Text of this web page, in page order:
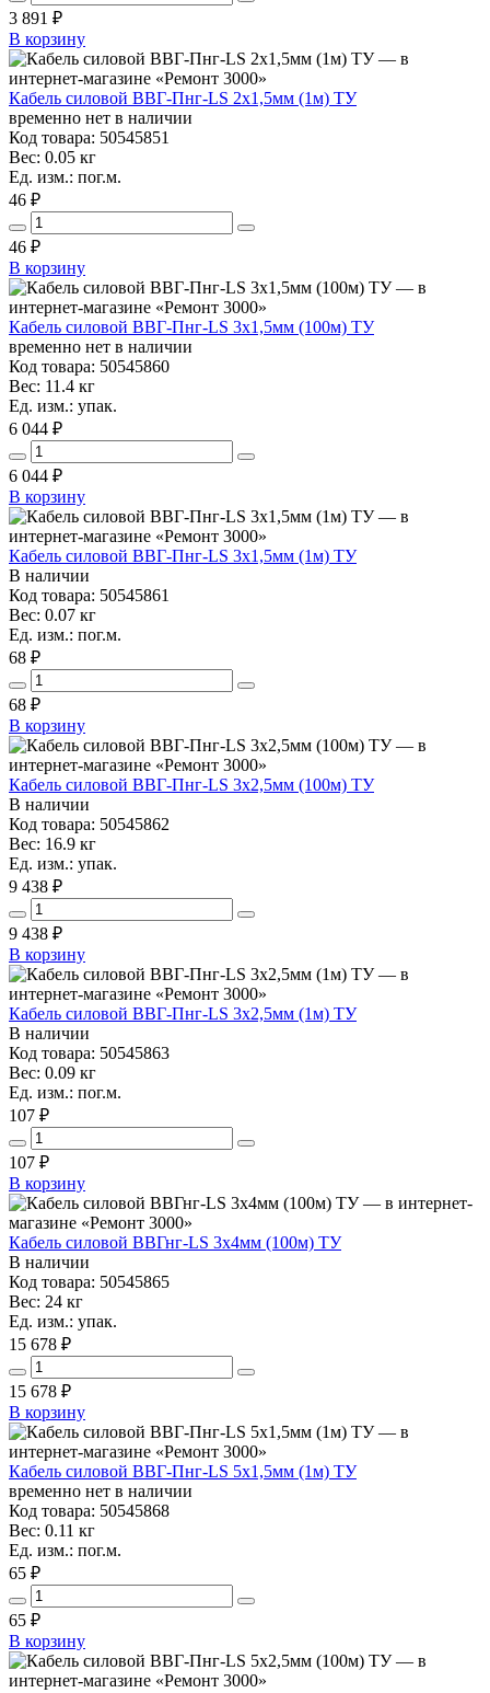
3 891 ₽
В корзину
Кабель силовой ВВГ-Пнг-LS 2х1,5мм (1м) ТУ
временно нет в наличии
Код товара: 50545851
Вес: 0.05 кг
Ед. изм.: пог.м.
46 ₽
46 ₽
В корзину
Кабель силовой ВВГ-Пнг-LS 3х1,5мм (100м) ТУ
временно нет в наличии
Код товара: 50545860
Вес: 11.4 кг
Ед. изм.: упак.
6 044 ₽
6 044 ₽
В корзину
Кабель силовой ВВГ-Пнг-LS 3х1,5мм (1м) ТУ
В наличии
Код товара: 50545861
Вес: 0.07 кг
Ед. изм.: пог.м.
68 ₽
68 ₽
В корзину
Кабель силовой ВВГ-Пнг-LS 3х2,5мм (100м) ТУ
В наличии
Код товара: 50545862
Вес: 16.9 кг
Ед. изм.: упак.
9 438 ₽
9 438 ₽
В корзину
Кабель силовой ВВГ-Пнг-LS 3х2,5мм (1м) ТУ
В наличии
Код товара: 50545863
Вес: 0.09 кг
Ед. изм.: пог.м.
107 ₽
107 ₽
В корзину
Кабель силовой ВВГнг-LS 3х4мм (100м) ТУ
В наличии
Код товара: 50545865
Вес: 24 кг
Ед. изм.: упак.
15 678 ₽
15 678 ₽
В корзину
Кабель силовой ВВГ-Пнг-LS 5х1,5мм (1м) ТУ
временно нет в наличии
Код товара: 50545868
Вес: 0.11 кг
Ед. изм.: пог.м.
65 ₽
65 ₽
В корзину